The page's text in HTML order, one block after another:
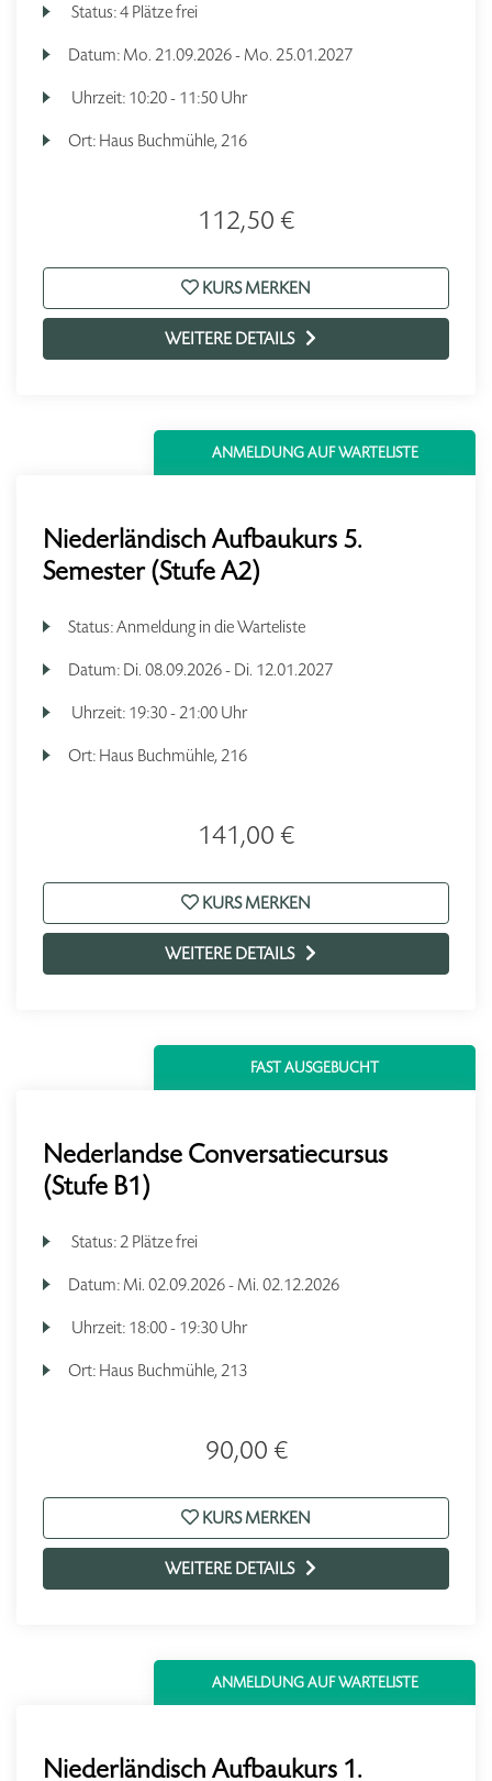
Status:4 Plätze frei
Datum: Mo. 21.09.2026 - Mo. 25.01.2027
Uhrzeit: 10:20 - 11:50 Uhr
Ort: Haus Buchmühle, 216
112,50 €
KURS MERKEN
WEITERE DETAILS
ANMELDUNG AUF WARTELISTE
Niederländisch Aufbaukurs 5.
Semester (Stufe A2)
Status:Anmeldung in die Warteliste
Datum: Di. 08.09.2026 - Di. 12.01.2027
Uhrzeit: 19:30 - 21:00 Uhr
Ort: Haus Buchmühle, 216
141,00 €
KURS MERKEN
WEITERE DETAILS
FAST AUSGEBUCHT
Nederlandse Conversatiecursus
(Stufe B1)
Status:2 Plätze frei
Datum: Mi. 02.09.2026 - Mi. 02.12.2026
Uhrzeit: 18:00 - 19:30 Uhr
Ort: Haus Buchmühle, 213
90,00 €
KURS MERKEN
WEITERE DETAILS
ANMELDUNG AUF WARTELISTE
Niederländisch Aufbaukurs 1.